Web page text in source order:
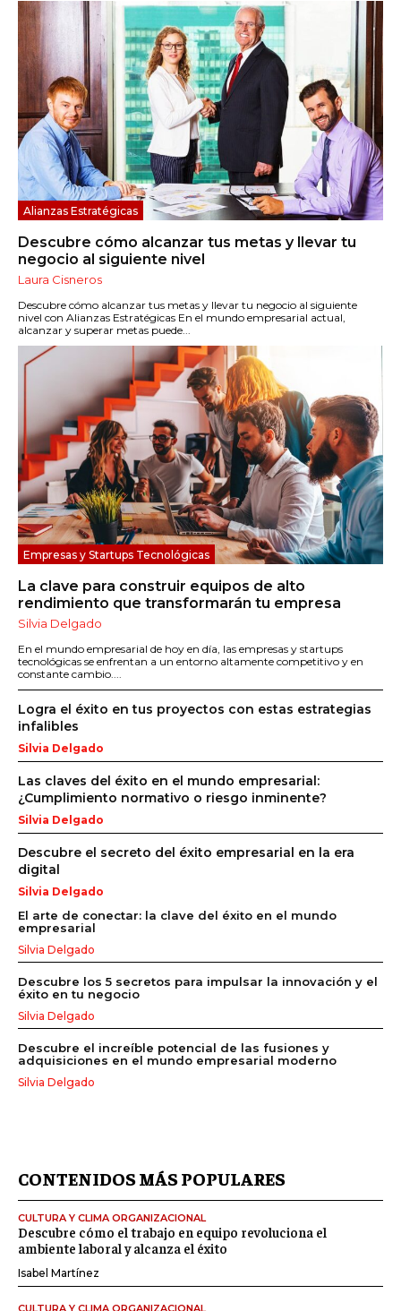
Alianzas Estratégicas
Descubre cómo alcanzar tus metas y llevar tu
negocio al siguiente nivel
Laura Cisneros
Descubre cómo alcanzar tus metas y llevar tu negocio al siguiente
nivel con Alianzas Estratégicas En el mundo empresarial actual,
alcanzar y superar metas puede...
Empresas y Startups Tecnológicas
La clave para construir equipos de alto
rendimiento que transformarán tu empresa
Silvia Delgado
En el mundo empresarial de hoy en día, las empresas y startups
tecnológicas se enfrentan a un entorno altamente competitivo y en
constante cambio....
Logra el éxito en tus proyectos con estas estrategias
infalibles
Silvia Delgado
Las claves del éxito en el mundo empresarial:
¿Cumplimiento normativo o riesgo inminente?
Silvia Delgado
Descubre el secreto del éxito empresarial en la era
digital
Silvia Delgado
El arte de conectar: la clave del éxito en el mundo
empresarial
Silvia Delgado
Descubre los 5 secretos para impulsar la innovación y el
éxito en tu negocio
Silvia Delgado
Descubre el increíble potencial de las fusiones y
adquisiciones en el mundo empresarial moderno
Silvia Delgado
CONTENIDOS MÁS POPULARES
CULTURA Y CLIMA ORGANIZACIONAL
Descubre cómo el trabajo en equipo revoluciona el
ambiente laboral y alcanza el éxito
Isabel Martínez